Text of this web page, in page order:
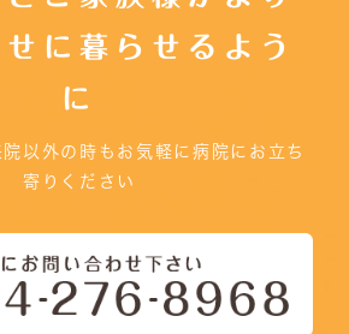
に暮らせるよう
に
以外の時もお気軽に病院にお立ち
寄りください